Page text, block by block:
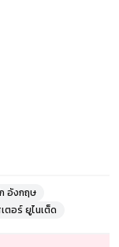
อังกฤษ
ตอร์ ยูไนเต็ด